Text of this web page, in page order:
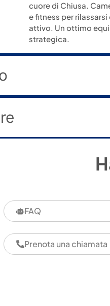
cuore di Chiusa.
e fitness per
attivo. Un ottimo
strategica.
FAQ
Prenota una chiamata